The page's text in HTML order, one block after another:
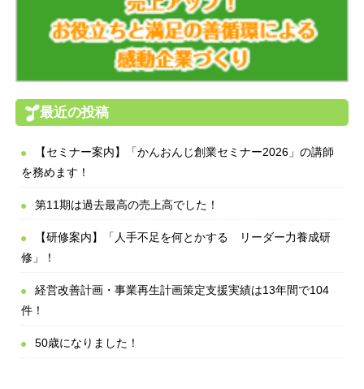
最近の投稿
【セミナー案内】「かんおんじ創業セミナー2026」の講師
を務めます！
第11期は過去最高の売上高でした！
【研修案内】「人手不足を何とかする リーダー力養成研
修」！
経営改善計画・事業再生計画策定支援実績は13年間で104
件！
50歳になりました！